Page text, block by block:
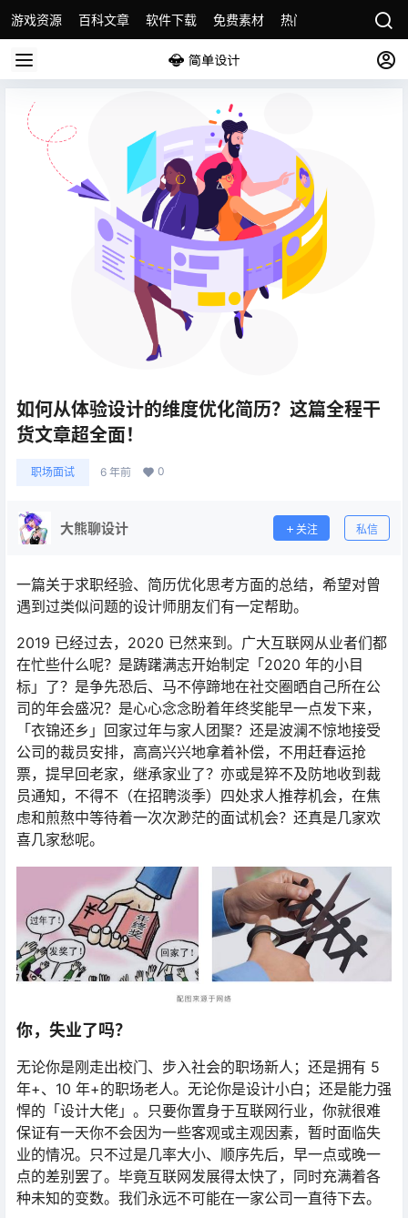
游戏资源 百科文章 软件下载 免费素材 热门素材分类 版权
如何从体验设计的维度优化简历？这篇全程干
货文章超全面！
职场面试 6 年前 0
大熊聊设计 关注 私信
一篇关于求职经验、简历优化思考方面的总结，希望对曾
遇到过类似问题的设计师朋友们有一定帮助。
2019 已经过去，2020 已然来到。广大互联网从业者们都
在忙些什么呢？是踌躇满志开始制定「2020 年的小目
标」了？是争先恐后、马不停蹄地在社交圈晒自己所在公
司的年会盛况？是心心念念盼着年终奖能早一点发下来，
「衣锦还乡」回家过年与家人团聚？还是波澜不惊地接受
公司的裁员安排，高高兴兴地拿着补偿，不用赶春运抢
票，提早回老家，继承家业了？亦或是猝不及防地收到裁
员通知，不得不（在招聘淡季）四处求人推荐机会，在焦
虑和煎熬中等待着一次次渺茫的面试机会？还真是几家欢
喜几家愁呢。
你，失业了吗？
无论你是刚走出校门、步入社会的职场新人；还是拥有 5
年+、10 年+的职场老人。无论你是设计小白；还是能力强
悍的「设计大佬」。只要你置身于互联网行业，你就很难
保证有一天你不会因为一些客观或主观因素，暂时面临失
业的情况。只不过是几率大小、顺序先后，早一点或晚一
点的差别罢了。毕竟互联网发展得太快了，同时充满着各
种未知的变数。我们永远不可能在一家公司一直待下去。